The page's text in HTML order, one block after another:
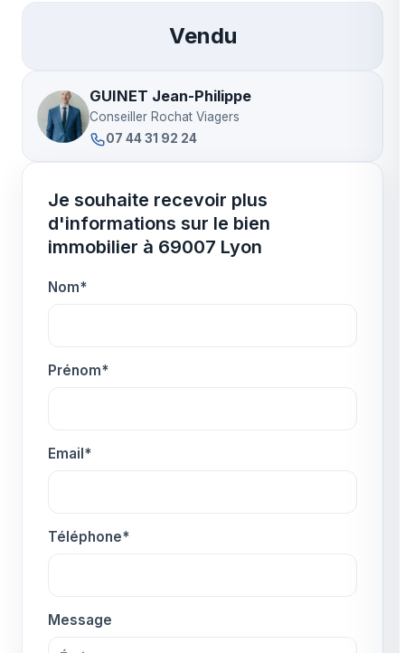
Vendu
GUINET Jean-Philippe
Conseiller Rochat Viagers
07 44 31 92 24
Je souhaite recevoir plus
d'informations sur le bien
immobilier à 69007 Lyon
Nom*
Prénom*
Email*
Téléphone*
Message